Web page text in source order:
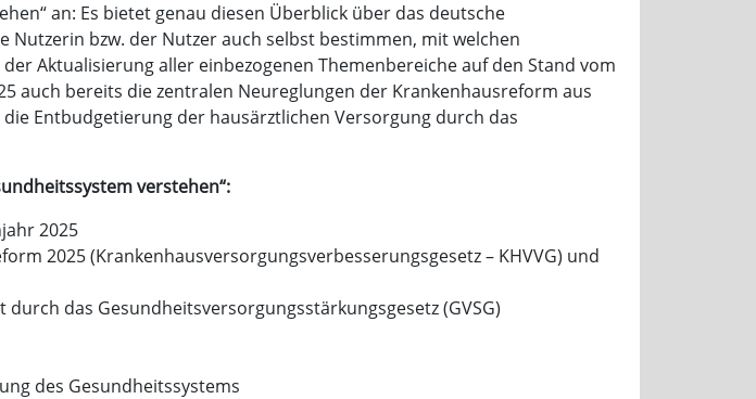
an: Es bietet genau diesen Überblick über das deutsche
bzw. der Nutzer auch selbst bestimmen, mit welchen
Aktualisierung aller einbezogenen Themenbereiche auf den Stand vom
auch bereits die zentralen Neureglungen der Krankenhausreform aus
Entbudgetierung der hausärztlichen Versorgung durch das
verstehen“:
2025
2025 (Krankenhausversorgungsverbesserungsgesetz – KHVVG) und
das Gesundheitsversorgungsstärkungsgesetz (GVSG)
des Gesundheitssystems